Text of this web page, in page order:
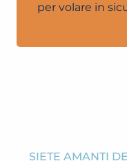
per volare in
SIETE AMANTI